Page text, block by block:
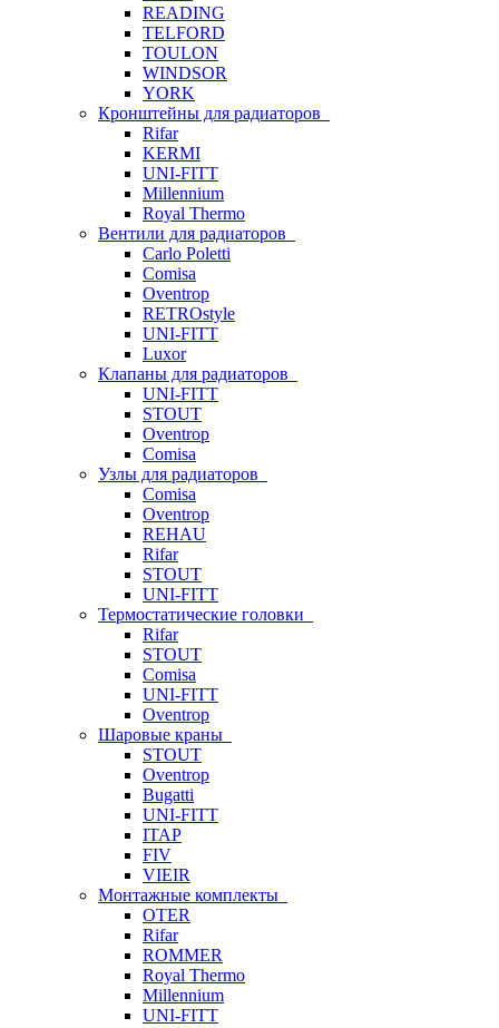
READING
TELFORD
TOULON
WINDSOR
YORK
Кронштейны для радиаторов
Rifar
KERMI
UNI-FITT
Millennium
Royal Thermo
Вентили для радиаторов
Carlo Poletti
Comisa
Oventrop
RETROstyle
UNI-FITT
Luxor
Клапаны для радиаторов
UNI-FITT
STOUT
Oventrop
Comisa
Узлы для радиаторов
Comisa
Oventrop
REHAU
Rifar
STOUT
UNI-FITT
Термостатические головки
Rifar
STOUT
Comisa
UNI-FITT
Oventrop
Шаровые краны
STOUT
Oventrop
Bugatti
UNI-FITT
ITAP
FIV
VIEIR
Монтажные комплекты
OTER
Rifar
ROMMER
Royal Thermo
Millennium
UNI-FITT